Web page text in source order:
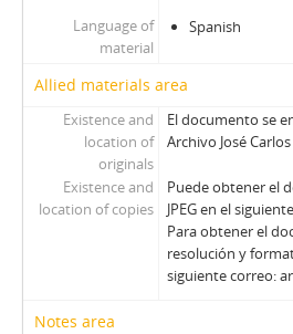
Language of
material
Spanish
Allied materials area
Existence and
location of
originals
El documento se
Archivo José
Existence and
location of copies
Puede obtener el
JPEG en el
Para obtener el
resolución y
siguiente correo:
Notes area